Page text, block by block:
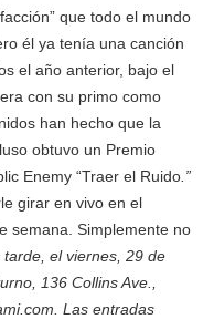
que todo el mundo
él ya tenía una canción
el año anterior, bajo el
con su primo como
han hecho que la
obtuvo un Premio
Enemy “Traer el Ruido .”
girar en vivo en el
semana. Simplemente no
tarde, el viernes, 29 de
136 Collins Ave.,
Las entradas